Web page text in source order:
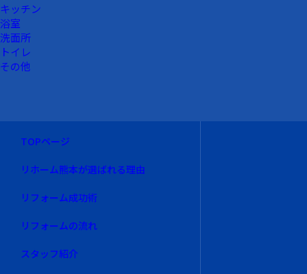
キッチン
浴室
洗面所
トイレ
その他
TOPページ
リホーム熊本が選ばれる理由
リフォーム成功術
リフォームの流れ
スタッフ紹介